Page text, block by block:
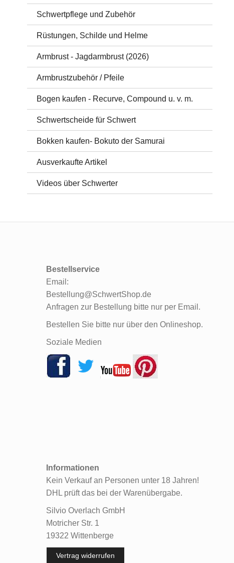
Schwertpflege und Zubehör
Rüstungen, Schilde und Helme
Armbrust - Jagdarmbrust (2026)
Armbrustzubehör / Pfeile
Bogen kaufen - Recurve, Compound u. v. m.
Schwertscheide für Schwert
Bokken kaufen- Bokuto der Samurai
Ausverkaufte Artikel
Videos über Schwerter
Bestellservice
Email:
Bestellung@SchwertShop.de
Anfragen zur Bestellung bitte nur per Email.
Bestellen Sie bitte nur über den Onlineshop.
Soziale Medien
Informationen
Kein Verkauf an Personen unter 18 Jahren!
DHL prüft das bei der Warenübergabe.
Silvio Overlach GmbH
Motricher Str. 1
19322 Wittenberge
Vertrag widerrufen